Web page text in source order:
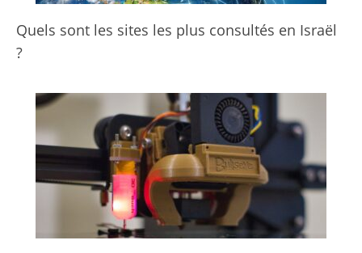
Quels sont les sites les plus consultés en Israël
?